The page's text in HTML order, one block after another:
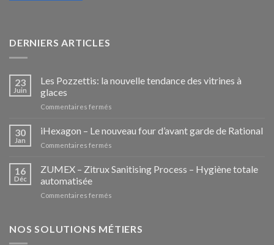
DERNIERS ARTICLES
23
Juin
Les Pozzettis: la nouvelle tendance des vitrines à
glaces
Commentaires fermés
Pozzettis:
la
des
30
Jan
iHexagon – Le nouveau four d’avant garde de Rational
Commentaires fermés
–
Le
de
16
Déc
ZUMEX – Zitrux Sanitising Process – Hygiène totale
automatisée
Commentaires fermés
Zitrux
NOS SOLUTIONS MÉTIERS